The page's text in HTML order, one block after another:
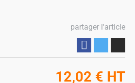
partager l'article
12,02 € HT